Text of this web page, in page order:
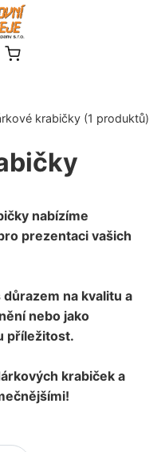
krabičky (1 produktů)
nabízíme
prezentaci vašich
na kvalitu a
nebo jako
příležitost.
krabiček a